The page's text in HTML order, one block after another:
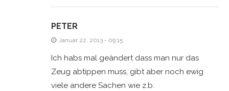
PETER
Januar 22, 2013 - 09:15
Ich habs mal geändert dass man nur das
Zeug abtippen muss, gibt aber noch ewig
viele andere Sachen wie z.b.